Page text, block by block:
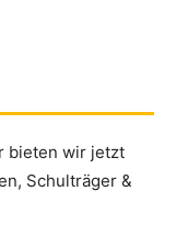
bieten wir jetzt
Schulträger &